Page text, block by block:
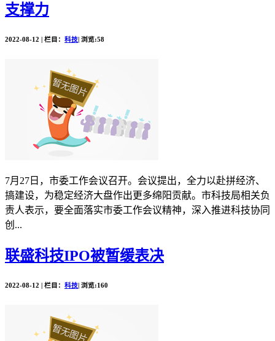
支撑力
2022-08-12 | 栏目： 科技| 浏览:58
7月27日，市委工作会议召开。会议提出，全力以赴拼经济、
搞建设，为稳定经济大盘作出更多绵阳贡献。市科技局相关负
责人表示，要全面落实市委工作会议精神，深入推进科技协同
创...
联盛科技IPO被暂缓表决
2022-08-12 | 栏目： 科技| 浏览:160